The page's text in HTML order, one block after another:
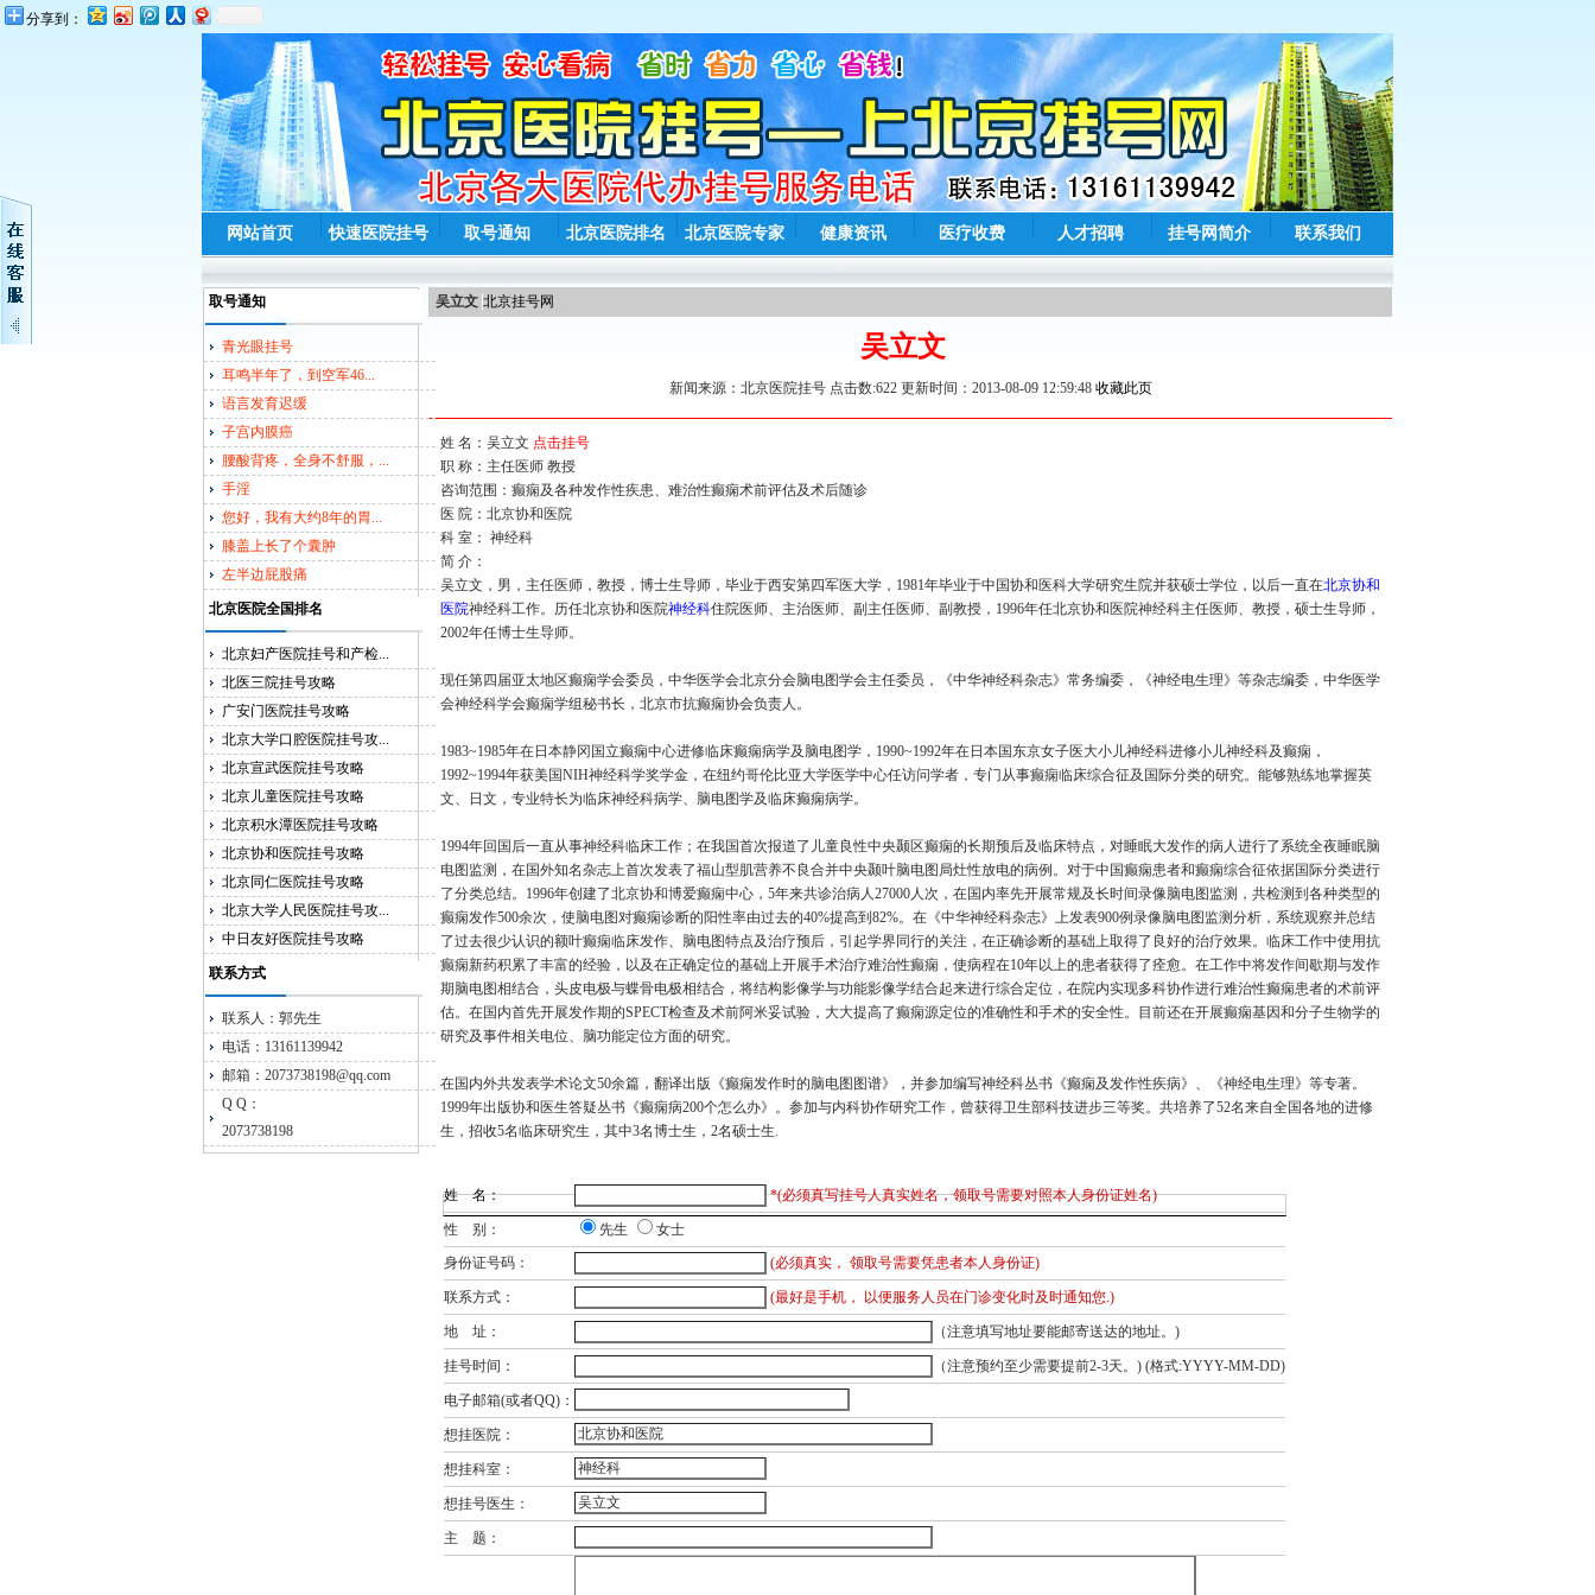
分享到：
网站首页 快速医院挂号 取号通知 北京医院排名 北京医院专家 健康资讯 医疗收费 人才招聘 挂号网简介 联系我们
取号通知
青光眼挂号
耳鸣半年了，到空军46...
语言发育迟缓
子宫内膜癌
腰酸背疼，全身不舒服，...
手淫
您好，我有大约8年的胃...
膝盖上长了个囊肿
左半边屁股痛
北京医院全国排名
北京妇产医院挂号和产检...
北医三院挂号攻略
广安门医院挂号攻略
北京大学口腔医院挂号攻...
北京宣武医院挂号攻略
北京儿童医院挂号攻略
北京积水潭医院挂号攻略
北京协和医院挂号攻略
北京同仁医院挂号攻略
北京大学人民医院挂号攻...
中日友好医院挂号攻略
联系方式
联系人：郭先生
电话：13161139942
邮箱：2073738198@qq.com
Q Q：
2073738198
吴立文 北京挂号网
吴立文
新闻来源：北京医院挂号 点击数:622 更新时间：2013-08-09 12:59:48 收藏此页
姓 名：吴立文 点击挂号
职 称：主任医师 教授
咨询范围：癫痫及各种发作性疾患、难治性癫痫术前评估及术后随诊
医 院：北京协和医院
科 室： 神经科
简 介：
吴立文，男，主任医师，教授，博士生导师，毕业于西安第四军医大学，1981年毕业于中国协和医科大学研究生院并获硕士学位，以后一直在北京协和
医院神经科工作。历任北京协和医院神经科住院医师、主治医师、副主任医师、副教授，1996年任北京协和医院神经科主任医师、教授，硕士生导师，
2002年任博士生导师。
现任第四届亚太地区癫痫学会委员，中华医学会北京分会脑电图学会主任委员，《中华神经科杂志》常务编委，《神经电生理》等杂志编委，中华医学
会神经科学会癫痫学组秘书长，北京市抗癫痫协会负责人。
1983~1985年在日本静冈国立癫痫中心进修临床癫痫病学及 脑电图学，1990~1992年在日本国东京女子医大小儿神经科进修小儿神经科及癫痫 ，
1992~1994年获美国NIH神经科学奖学金，在纽约哥伦比亚大学医学中心任访问学者，专门从事癫痫临床综合征及国际分类的研究。能够熟练地掌握英
文、日文，专业特长为临床神经科病学、 脑电图学及临床癫痫病学。
1994年回国后一直从事神经科临床工作；在我国首次报道了儿童良性中央颞区癫痫的长期预后及临床特点，对睡眠大发作的病人进行了系统全夜睡眠脑
电图 监测，在国外知名杂志上首次发表了福山型肌营养不良合并中央颞叶脑电图 局灶性放电的病例。对于中国癫痫患者和癫痫综合征依据国际分类进行
了分类总结。1996年创建了北京协和博爱癫痫中心，5年来共诊治病人27000人次，在国内率先开展常规及长时间录像脑电图 监测，共检测到各种类型的
癫痫发作500余次，使脑电图对癫痫诊断的阳性率由过去的40%提高到82%。在《中华神经科杂志》上发表900例录像脑电图 监测分析，系统观察并总结
了过去很少认识的额叶癫痫临床发作、 脑电图特点及治疗预后，引起学界同行的关注，在正确诊断的基础上取得了良好的治疗效果。临床工作中使用抗
癫痫新药积累了丰富的经验，以及在正确定位的基础上开展手术治疗难治性癫痫 ，使病程在10年以上的患者获得了痊愈。在工作中将发作间歇期与发作
期脑电图相结合，头皮电极与蝶骨电极相结合，将结构影像学与功能影像学结合起来进行综合定位，在院内实现多科协作进行难治性癫痫患者的术前评
估。在国内首先开展发作期的SPECT检查及术前阿米妥试验，大大提高了癫痫源定位的准确性和手术的安全性。目前还在开展癫痫基因和分子生物学的
研究及事件相关电位、脑功能定位方面的研究。
在国内外共发表学术论文50余篇，翻译出版《癫痫发作时的脑电图 图谱》，并参加编写神经科丛书《癫痫及发作性疾病》、《神经电生理》等专著。
1999年出版协和医生答疑丛书《癫痫病200个怎么办》。参加与内科协作研究工作，曾获得卫生部科技进步三等奖。共培养了52名来自全国各地的进修
生，招收5名临床研究生，其中3名博士生，2名硕士生.
姓 名： *(必须真写挂号人真实姓名，领取号需要对照本人身份证姓名)
性 别： 先生
女士
身份证号码：
(必须真实， 领取号需要凭患者本人身份证)
联系方式： (最好是手机， 以便服务人员在门诊变化时及时通知您.)
地 址： （注意填写地址要能邮寄送达的地址。)
挂号时间： （注意预约至少需要提前2-3天。) (格式:YYYY-MM-DD)
电子邮箱(或者QQ)：
想挂医院：
想挂科室：
想挂号医生：
主 题：